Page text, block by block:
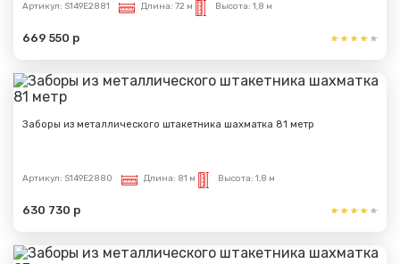
Артикул: S149E2881 Длина: 72 м Высота: 1,8 м
669 550 р
Заборы из металлического штакетника шахматка 81 метр
Артикул: S149E2880 Длина: 81 м Высота: 1,8 м
630 730 р